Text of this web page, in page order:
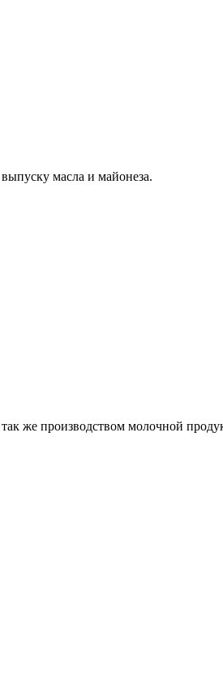
масла и майонеза.
же производством молочной